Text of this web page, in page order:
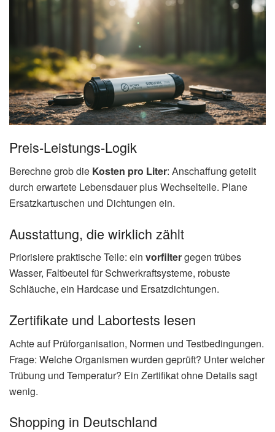
Preis‑Leistungs‑Logik
Berechne grob die Kosten pro Liter: Anschaffung geteilt
durch erwartete Lebensdauer plus Wechselteile. Plane
Ersatzkartuschen und Dichtungen ein.
Ausstattung, die wirklich zählt
Priorisiere praktische Teile: ein vorfiltergegen trübes
Wasser, Faltbeutel für Schwerkraftsysteme, robuste
Schläuche, ein Hardcase und Ersatzdichtungen.
Zertifikate und Labortests lesen
Achte auf Prüforganisation, Normen und Testbedingungen.
Frage: Welche Organismen wurden geprüft? Unter welcher
Trübung und Temperatur? Ein Zertifikat ohne Details sagt
wenig.
Shopping in Deutschland